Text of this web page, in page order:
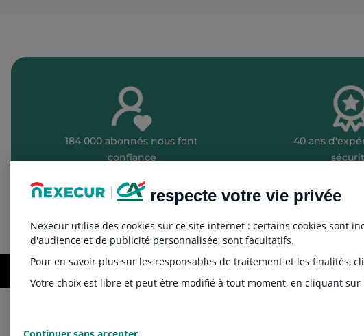
184 000 abonnés nous font
confiance
40 ans
Retrouvez toute l’actualité de Nexecur :
respecte votre vie privée
Nexecur utilise des cookies sur ce site internet : certains cookies sont
d'audience et de publicité personnalisée, sont facultatifs.
Pour en savoir plus sur les responsables de traitement et les finalités,
Votre choix est libre et peut être modifié à tout moment, en cliquant sur